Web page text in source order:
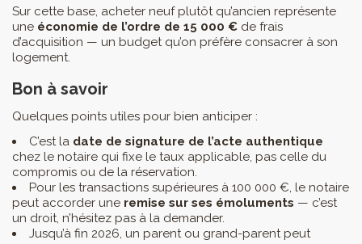
Sur cette base, acheter neuf plutôt qu’ancien représente
une économie de l’ordre de 15 000 € de frais
d’acquisition — un budget qu’on préfère consacrer à son
logement.
Bon à savoir
Quelques points utiles pour bien anticiper :
C’est la date de signature de l’acte authentique
chez le notaire qui fixe le taux applicable, pas celle du
compromis ou de la réservation.
Pour les transactions supérieures à 100 000 €, le notaire
peut accorder une remise sur ses émoluments — c’est
un droit, n’hésitez pas à la demander.
Jusqu’à fin 2026, un parent ou grand-parent peut